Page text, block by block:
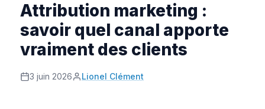
Attribution marketing :
savoir quel canal apporte
vraiment des clients
3 juin 2026 Lionel Clément